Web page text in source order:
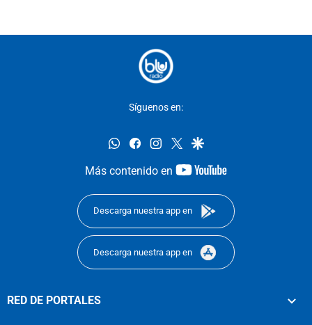
Síguenos en:
whatsappfacebookinstagram
twittergoogle
Más contenido en
youtube-
Descarga nuestra app en
Descarga nuestra app en
RED DE PORTALES